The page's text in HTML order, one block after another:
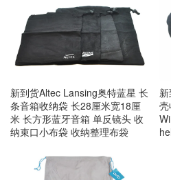
新到货Altec Lansing奥特蓝星 长
条音箱收纳袋 长28厘米宽18厘
米 长方形蓝牙音箱 单反镜头 收
纳束口小布袋 收纳整理布袋